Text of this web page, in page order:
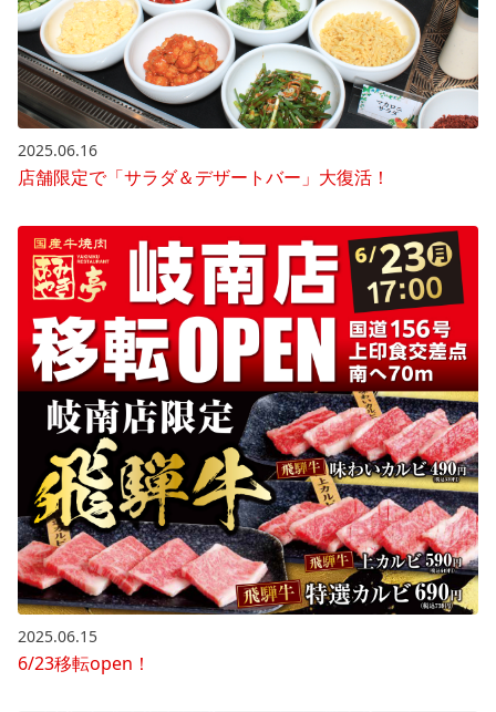
2025.06.16
店舗限定で「サラダ＆デザートバー」大復活！
2025.06.15
6/23移転open！